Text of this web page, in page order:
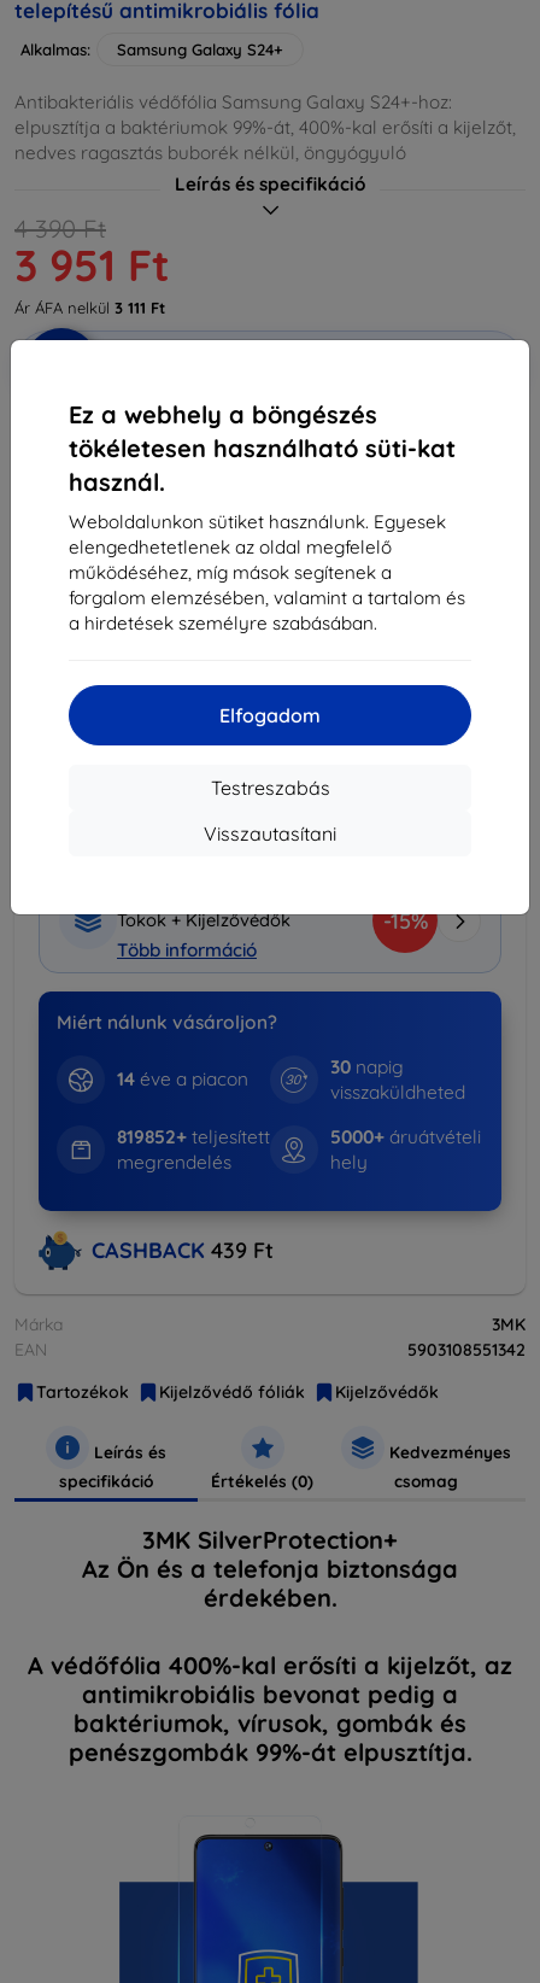
Ez a webhely a böngészés
tökéletesen használható süti-kat
használ.
Weboldalunkon sütiket használunk. Egyesek
elengedhetetlenek az oldal megfelelő
működéséhez, míg mások segítenek a
forgalom elemzésében, valamint a tartalom és
a hirdetések személyre szabásában.
Elfogadom
Testreszabás
Visszautasítani
telepítésű antimikrobiális fólia
Alkalmas: Samsung Galaxy S24+
Antibakteriális védőfólia Samsung Galaxy S24+-hoz:
elpusztítja a baktériumok 99%-át, 400%-kal erősíti a kijelzőt,
nedves ragasztás buborék nélkül, öngyógyuló
Leírás és specifikáció
4 390 Ft
3 951 Ft
Ár ÁFA nelkül 3 111 Ft
Raktáron > 5 darab
Kosárba
Mennyiségi kedvezmények
3db+
3 731 Ft/db
Szállítás 14. augusztus - 17. augusztus
Szállítási költség-tól990 Ft
Tokok + Kijelzővédők
Több információ
-15%
Miért nálunk vásároljon?
14éve a piacon
30 napig
visszaküldheted
819852+teljesített
megrendelés
5000+ áruátvételi
hely
CASHBACK 439 Ft
Márka
3MK
EAN
5903108551342
Tartozékok
Kijelzővédő fóliák Kijelzővédők
Leírás és
specifikáció
Értékelés (0)
Kedvezményes
csomag
3MK SilverProtection+
Az Ön és a telefonja biztonsága
érdekében.
A védőfólia 400%-kal erősíti a kijelzőt, az
antimikrobiális bevonat pedig a
baktériumok, vírusok, gombák és
penészgombák 99%-át elpusztítja.